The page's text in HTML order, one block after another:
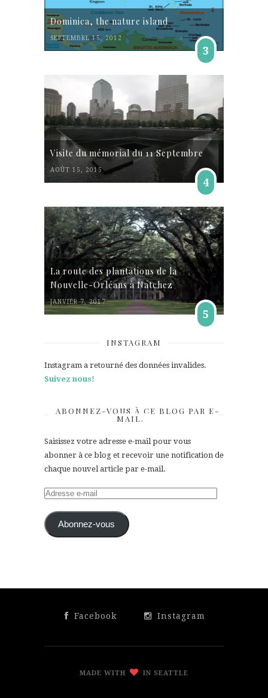
Dominica, the nature island
SEPTEMBRE 15, 2012
3
Visite du mémorial du 11 Septembre
AOÛT 15, 2015
4
La route des plantations de la
Nouvelle-Orléans à Natchez
JANVIER 7, 2017
5
INSTAGRAM
Instagram a retourné des données invalides.
Suivez nous!
ABONNEZ-VOUS À CE BLOG PAR E-
MAIL.
Saisissez votre adresse e-mail pour vous
abonner à ce blog et recevoir une notification de
chaque nouvel article par e-mail.
Adresse
mail Abonnez-vous
Facebook Instagram
MADE WITH IN SEATTLE